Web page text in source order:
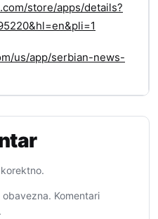
store/apps/details?
us/app/serbian-news-
Komentari